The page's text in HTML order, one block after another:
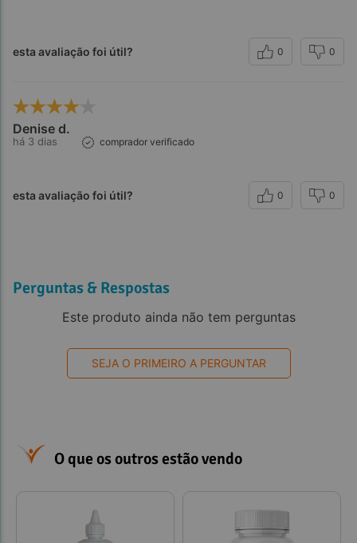
esta avaliação foi útil? 0 0
Denise d.
há 3 dias comprador verificado
esta avaliação foi útil? 0 0
Perguntas & Respostas
Este produto ainda não tem perguntas
SEJA O PRIMEIRO A PERGUNTAR
O que os outros estão vendo